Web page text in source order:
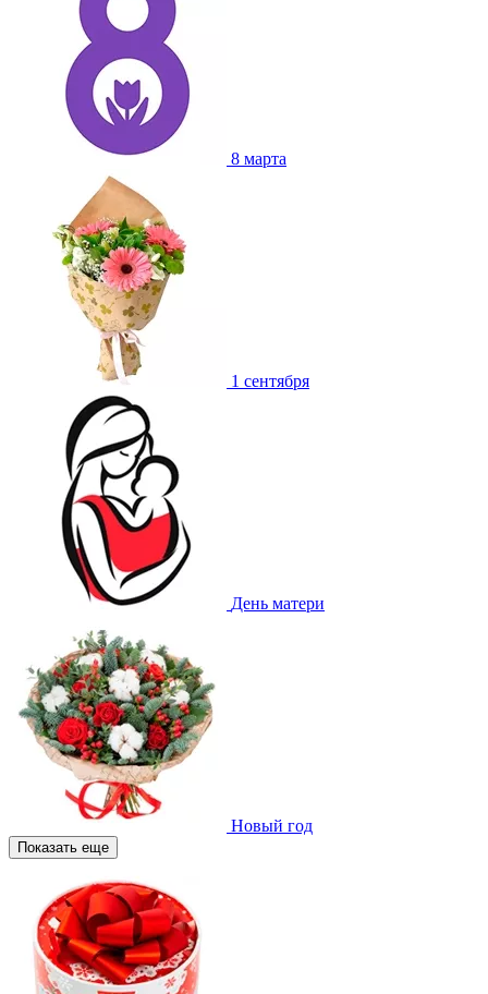
8 марта
1 сентября
День матери
Новый год
Показать еще